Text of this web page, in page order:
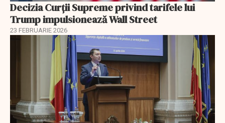
Decizia Curții Supreme privind tarifele lui
Trump impulsionează Wall Street
23 FEBRUARIE 2026